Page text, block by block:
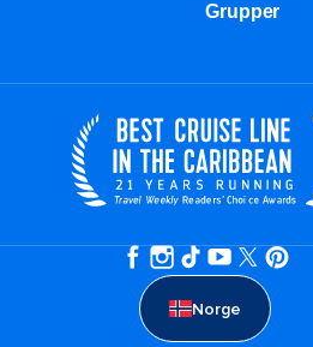
Grupper
Norge